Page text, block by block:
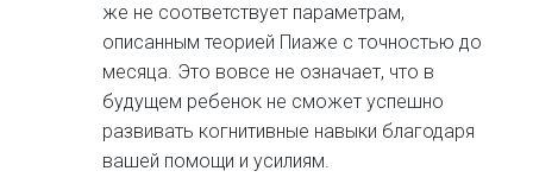
же не соответствует параметрам,
описанным теорией Пиаже с точностью до
месяца. Это вовсе не означает, что в
будущем ребенок не сможет успешно
развивать когнитивные навыки благодаря
вашей помощи и усилиям.